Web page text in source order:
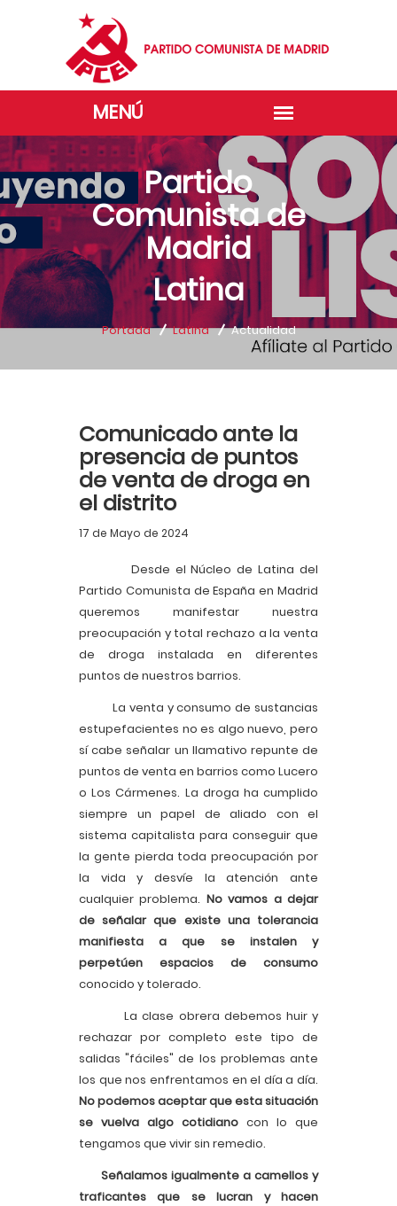
Partido
Comunista de
Madrid
Latina
Portada Latina Actualidad
Comunicado ante la
presencia de puntos
de venta de droga en
el distrito
17 de Mayo de 2024
Desde el Núcleo de Latina del
Partido Comunista de España en Madrid
queremos manifestar nuestra
preocupación y total rechazo a la venta
de droga instalada en diferentes
puntos de nuestros barrios.
La venta y consumo de sustancias
estupefacientes no es algo nuevo, pero
sí cabe señalar un llamativo repunte de
puntos de venta en barrios como Lucero
o Los Cármenes. La droga ha cumplido
siempre un papel de aliado con el
sistema capitalista para conseguir que
la gente pierda toda preocupación por
la vida y desvíe la atención ante
cualquier problema. No vamos a dejar
de señalar que existe una tolerancia
manifiesta a que se instalen y
perpetúen espacios de consumo
conocido y tolerado.
La clase obrera debemos huir y
rechazar por completo este tipo de
salidas "fáciles" de los problemas ante
los que nos enfrentamos en el día a día.
No podemos aceptar que esta situación
se vuelva algo cotidiano con lo que
tengamos que vivir sin remedio.
Señalamos igualmente a camellos y
traficantes que se lucran y hacen